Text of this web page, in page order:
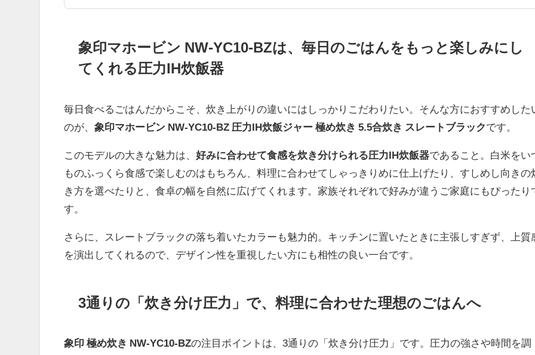
象印マホービン NW-YC10-BZは、毎日のごはんをもっと楽しみにし
てくれる圧力IH炊飯器
毎日食べるごはんだからこそ、炊き上がりの違いにはしっかりこだわりたい。そんな方におすすめした
のが、象印マホービン NW-YC10-BZ 圧力IH炊飯ジャー 極め炊き 5.5合炊き スレートブラックです。
このモデルの大きな魅力は、好みに合わせて食感を炊き分けられる圧力IH炊飯器であること。白米をい
ものふっくら食感で楽しむのはもちろん、料理に合わせてしゃっきりめに仕上げたり、すしめし向きの
き方を選べたりと、食卓の幅を自然に広げてくれます。家族それぞれで好みが違うご家庭にもぴったり
す。
さらに、スレートブラックの落ち着いたカラーも魅力的。キッチンに置いたときに主張しすぎず、上質
を演出してくれるので、デザイン性を重視したい方にも相性の良い一台です。
3通りの「炊き分け圧力」で、料理に合わせた理想のごはんへ
象印 極め炊き NW-YC10-BZの注目ポイントは、3通りの「炊き分け圧力」です。圧力の強さや時間を調